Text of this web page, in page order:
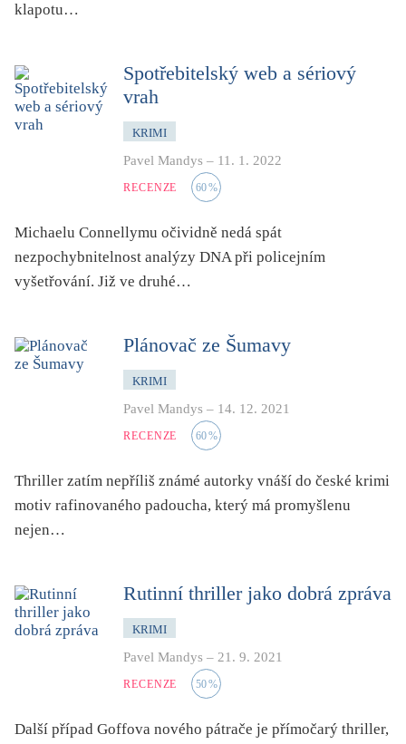
klapotu…
Spotřebitelský web a sériový
vrah
KRIMI
Pavel Mandys – 11. 1. 2022
RECENZE 60%
Michaelu Connellymu očividně nedá spát
nezpochybnitelnost analýzy DNA při policejním
vyšetřování. Již ve druhé…
Plánovač ze Šumavy
KRIMI
Pavel Mandys – 14. 12. 2021
RECENZE 60%
Thriller zatím nepříliš známé autorky vnáší do české krimi
motiv rafinovaného padoucha, který má promyšlenu
nejen…
Rutinní thriller jako dobrá zpráva
KRIMI
Pavel Mandys – 21. 9. 2021
RECENZE 50%
Další případ Goffova nového pátrače je přímočarý thriller,